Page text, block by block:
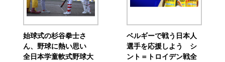
始球式の杉谷拳士さ
ん、野球に熱い思い
全日本学童軟式野球大
ベルギーで戦う日本人
選手を応援しよう シ
ント＝トロイデン戦全